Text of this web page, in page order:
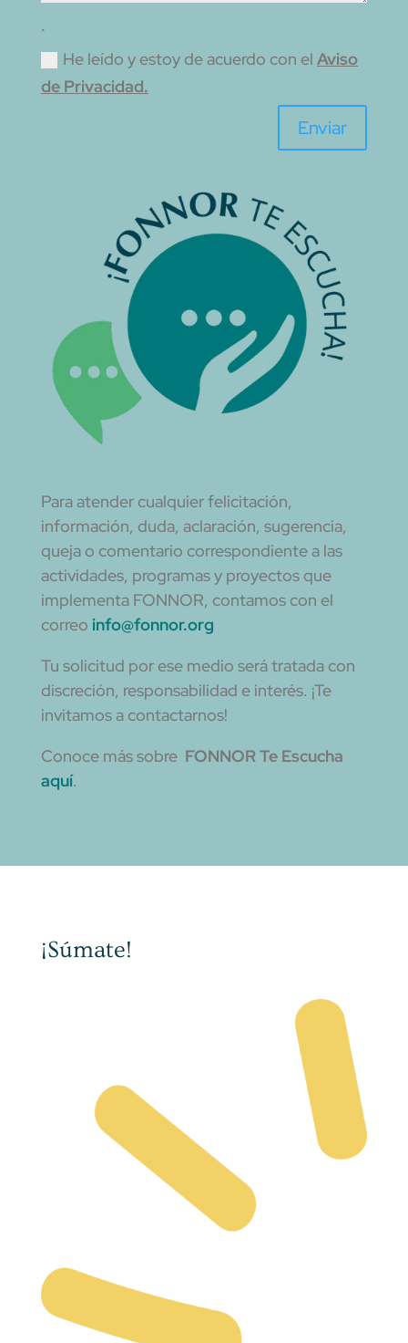
.
He leído y estoy de acuerdo con elAviso
de Privacidad.
Enviar
Para atender cualquier felicitación,
información, duda, aclaración, sugerencia,
queja o comentario correspondiente a las
actividades, programas y proyectos que
implementa FONNOR, contamos con el
correo info@fonnor.org
Tu solicitud por ese medio será tratada con
discreción, responsabilidad e interés. ¡Te
invitamos a contactarnos!
Conoce más sobre FONNOR Te Escucha
aquí.
¡Súmate!